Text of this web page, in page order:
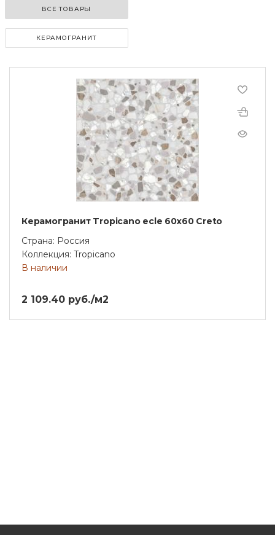
ВСЕ ТОВАРЫ
КЕРАМОГРАНИТ
Керамогранит Tropicano ecle 60х60 Creto
Страна: Россия
Коллекция: Tropicano
В наличии
2 109.40 руб./м2